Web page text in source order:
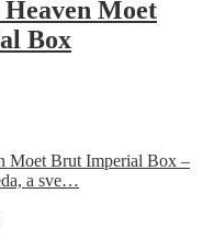
Moet
Box
Moet Brut Imperial Box –
a sve…